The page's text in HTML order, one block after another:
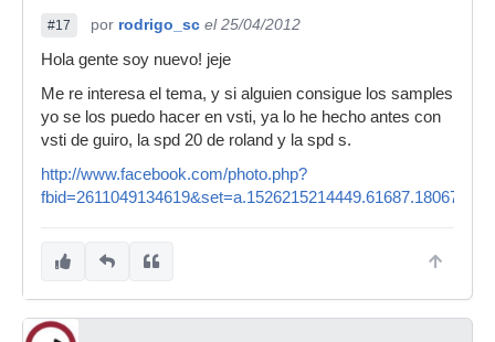
#17 por rodrigo_sc el 25/04/2012
Hola gente soy nuevo! jeje
Me re interesa el tema, y si alguien consigue los samples
yo se los puedo hacer en vsti, ya lo he hecho antes con
vsti de guiro, la spd 20 de roland y la spd s.
http://www.facebook.com/photo.php?